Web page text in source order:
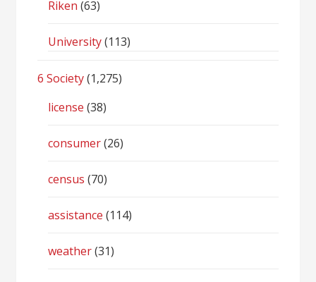
Riken (63)
University(113)
6 Society(1,275)
license (38)
consumer(26)
census (70)
assistance (114)
weather(31)